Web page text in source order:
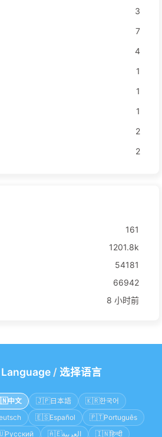
3
7
4
1
1
1
2
2
161
1201.8k
54181
66942
8 小时前
/ 选择语言
中文 🇯🇵日本語 🇰🇷한국어
🇪🇸Español 🇵🇹Português
Русский 🇦🇪العربية 🇮🇳हिन्दी